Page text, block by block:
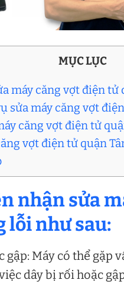
MỤC LỤC
máy căng vợt điện
sửa máy căng vợt
căng vợt điện tử
vợt điện tử quận
nhận sửa
lỗi như sau:
gập: Máy có thể gặp
dây bị rối hoặc